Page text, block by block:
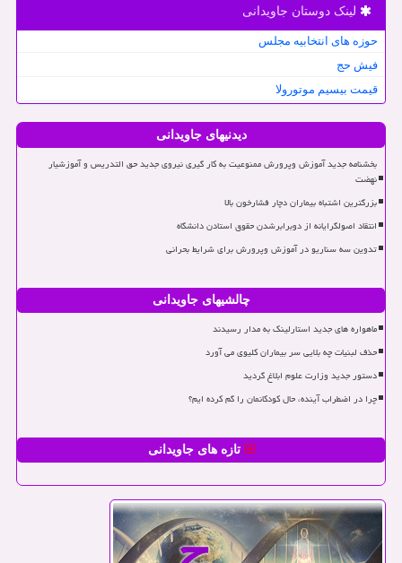
لینک دوستان جاویدانی
حوزه های انتخابیه مجلس
فیش حج
قیمت بیسیم موتورولا
دیدنیهای جاویدانی
بخشنامه جدید آموزش وپرورش ممنوعیت به کار گیری نیروی جدید حق التدریس و آموزشیار
نهضت
بزرگترین اشتباه بیماران دچار فشارخون بالا
انتقاد اصولگرایانه از دوبرابرشدن حقوق استادن دانشگاه
تدوین سه سناریو در آموزش وپرورش برای شرایط بحرانی
چالشیهای جاویدانی
ماهواره های جدید استارلینک به مدار رسیدند
حذف لبنیات چه بلایی سر بیماران کلیوی می آورد
دستور جدید وزارت علوم ابلاغ گردید
چرا در اضطراب آینده، حال کودکانمان را گم کرده ایم؟
تازه های جاویدانی